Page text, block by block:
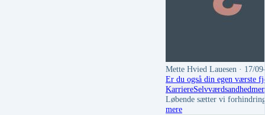
Mette Hvied Lauesen · 17/
Er du også din egen værste
KarriereSelvværdsandhed
Løbende sætter vi
mere